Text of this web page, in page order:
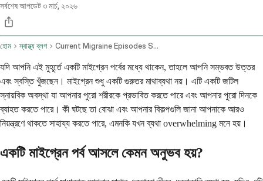
সর্বশেষ আপডেট৩ মার্চ, ২০২৬
হোম স্বাস্থ্য ব্লগ Current Migraine Episodes Symptoms And Advice
যদি আপনি এই মুহূর্তে একটি মাইগ্রেন পর্বের মধ্যে থাকেন, তাহলে আপনি সম্ভবত উত্তর
এবং স্বস্তি খুঁজছেন। মাইগ্রেন শুধু একটি গুরুতর মাথাব্যথা নয়। এটি একটি জটিল
স্নায়বিক অবস্থা যা আপনার পুরো শরীরকে প্রভাবিত করতে পারে এবং আপনার পুরো দিনকে
ব্যাহত করতে পারে। কী ঘটছে তা বোঝা এবং আপনার বিকল্পগুলি জানা আপনাকে আরও
নিয়ন্ত্রণে থাকতে সাহায্য করতে পারে, এমনকি যখন ব্যথা overwhelming মনে হয়।
একটি মাইগ্রেন পর্ব আসলে কেমন অনুভব হয়?